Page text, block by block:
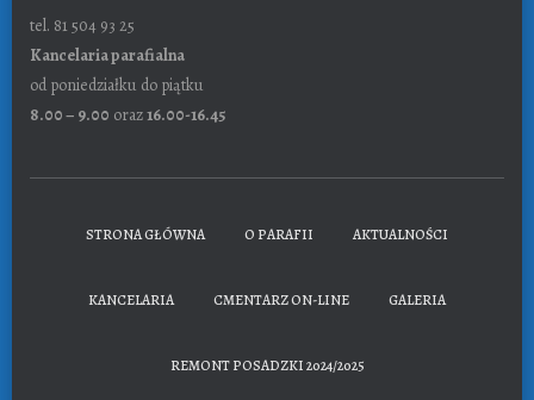
tel. 81 504 93 25
Kancelaria parafialna
od poniedziałku do piątku
8.00 – 9.00 oraz16.00-16.45
STRONA GŁÓWNA O PARAFII AKTUALNOŚCI
KANCELARIA CMENTARZ ON-LINE GALERIA
REMONT POSADZKI 2024/2025